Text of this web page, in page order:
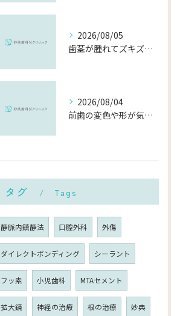
2026/08/05
歯茎が腫れてズキズキ痛む時の応急処置と、早めに受診すべき理由
2026/08/04
前歯の変色や形が気になる…削らずにきれいに整える「ダイレクトボンディング」とは？
タグ Tags
静脈内鎮静法 口腔外科 外傷
ダイレクトボンディング シーラント
フッ素 小児歯科 MTAセメント
拡大鏡 神経の治療 根の治療 妙典